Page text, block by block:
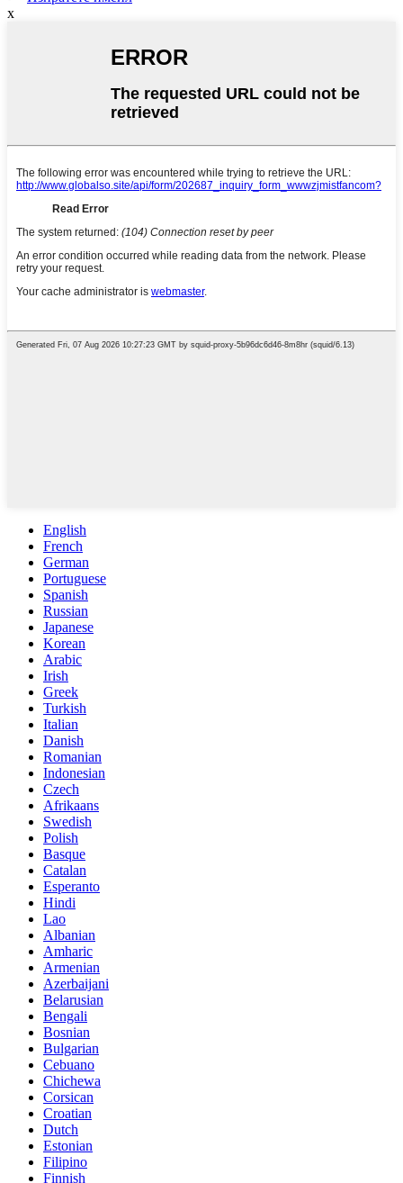
x
English
French
German
Portuguese
Spanish
Russian
Japanese
Korean
Arabic
Irish
Greek
Turkish
Italian
Danish
Romanian
Indonesian
Czech
Afrikaans
Swedish
Polish
Basque
Catalan
Esperanto
Hindi
Lao
Albanian
Amharic
Armenian
Azerbaijani
Belarusian
Bengali
Bosnian
Bulgarian
Cebuano
Chichewa
Corsican
Croatian
Dutch
Estonian
Filipino
Finnish